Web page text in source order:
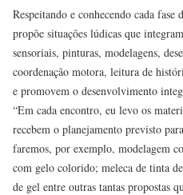
Respeitando e conhecendo cada
propõe situações lúdicas que
sensoriais, pinturas, modelagens,
coordenação motora, leitura de
e promovem o desenvolvimento
“Em cada encontro, eu levo os
recebem o planejamento previsto
faremos, por exemplo, modelagem
com gelo colorido; meleca de tinta
de gel entre outras tantas propostas